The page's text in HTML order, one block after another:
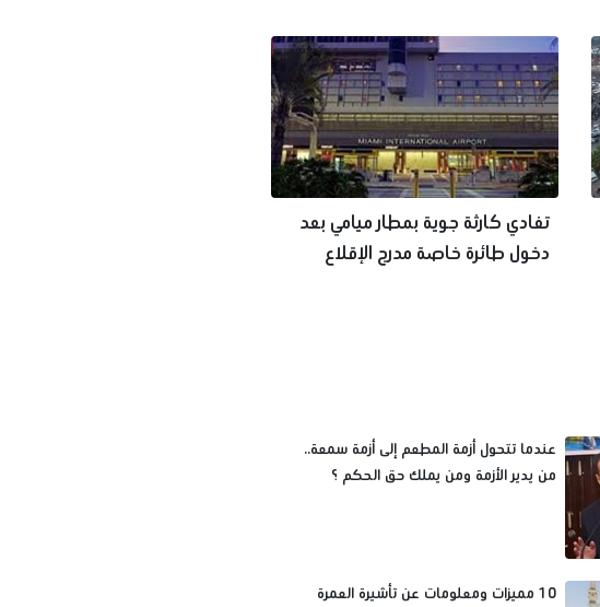
تفادي كارثة جوية بمطار ميامي بعد
دخول طائرة خاصة مدرج الإقلاع
عندما تتحول أزمة المطعم إلى أزمة سمعة..
من يدير الأزمة ومن يملك حق الحكم ؟
10 مميزات ومعلومات عن تأشيرة العمرة